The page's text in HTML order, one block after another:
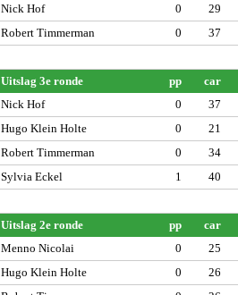
Nick Hof
0 29
Robert Timmerman
0 37
Uitslag 3e ronde pp car
Nick Hof
0 37
Hugo Klein Holte
0 21
Robert Timmerman
0 34
Sylvia Eckel
1 40
Uitslag 2e ronde pp car
Menno Nicolai
0 25
Hugo Klein Holte
0 26